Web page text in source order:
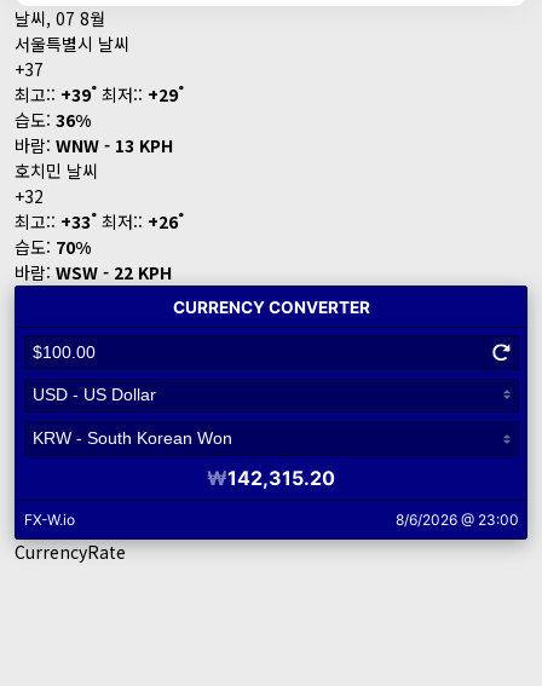
날씨, 07 8월
서울특별시 날씨
+37
최고:: +39° 최저:: +29°
습도: 36%
바람: WNW - 13 KPH
호치민 날씨
+32
최고:: +33° 최저:: +26°
습도: 70%
바람: WSW - 22 KPH
CurrencyRate